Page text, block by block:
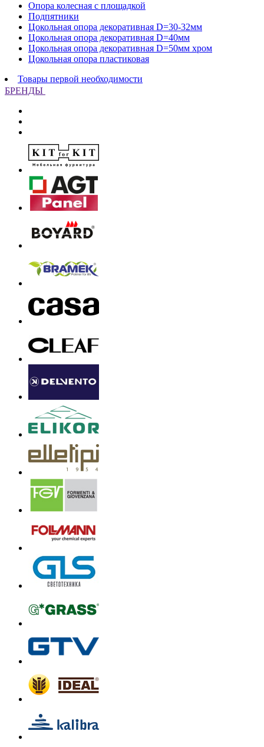
Опора колесная с площадкой
Подпятники
Цокольная опора декоративная D=30-32мм
Цокольная опора декоративная D=40мм
Цокольная опора декоративная D=50мм хром
Цокольная опора пластиковая
Товары первой необходимости
БРЕНДЫ